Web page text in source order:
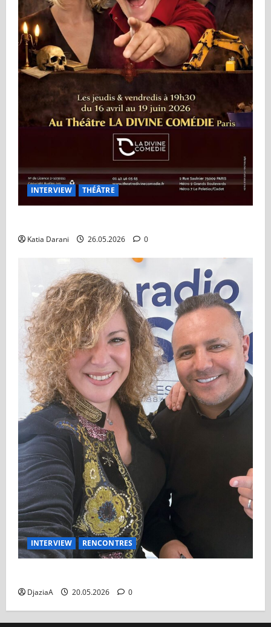
INTERVIEW THÉÂTRE
Katia Darani 26.05.2026 0
INTERVIEW RENCONTRES
DjaziaA 20.05.2026 0